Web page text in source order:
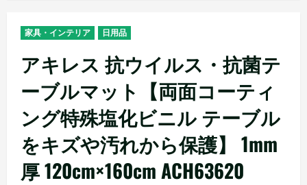
家具・インテリア 日用品
アキレス 抗ウイルス・抗菌テ
ーブルマット【両面コーティ
ング特殊塩化ビニル テーブル
をキズや汚れから保護】 1mm
厚 120cm×160cm ACH63620